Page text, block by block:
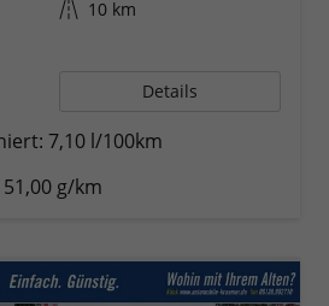
Kilometerstand 10 km
Details
7,10 l/100km
g/km